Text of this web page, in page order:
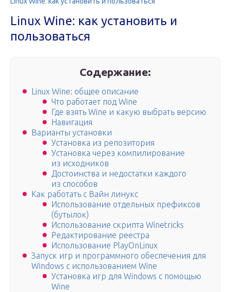
Linux Wine: как установить и
пользоваться
Содержание:
Linux Wine: общее описание
Что работает под Wine
Где взять Wine и какую выбрать версию
Навигация
Варианты установки
Установка из репозитория
Установка через компилирование
из исходников
Достоинства и недостатки каждого
из способов
Как работать с Вайн линукс
Использование отдельных префиксов
(бутылок)
Использование скрипта Winetricks
Редактирование реестра
Использование PlayOnLinux
Запуск игр и программного обеспечения для
Windows с использованием Wine
Установка игр для Windows с помощью
Wine